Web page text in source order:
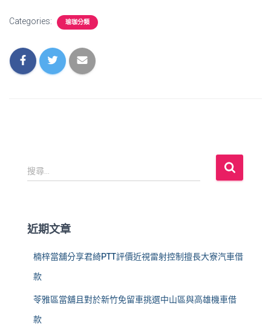
Categories: 瑜珈分類
搜
尋
:
搜尋...
近期文章
楠梓當舖分享君綺PTT評價近視雷射控制擅長大寮汽車借
款
苓雅區當舖且對於新竹免留車挑選中山區與高雄機車借
款